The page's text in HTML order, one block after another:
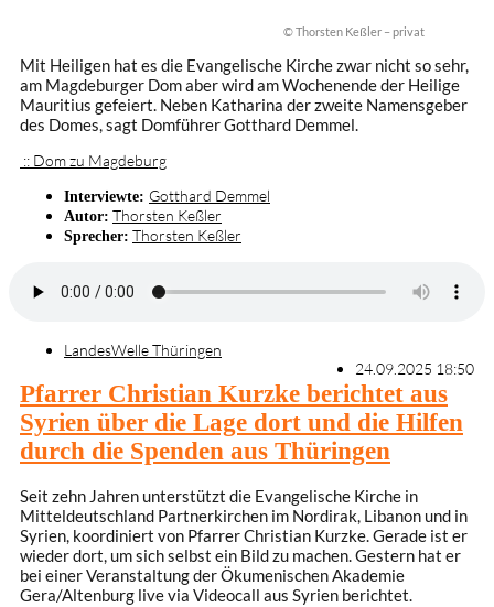
© Thorsten Keßler – privat
Mit Heiligen hat es die Evangelische Kirche zwar nicht so sehr,
am Magdeburger Dom aber wird am Wochenende der Heilige
Mauritius gefeiert. Neben Katharina der zweite Namensgeber
des Domes, sagt Domführer Gotthard Demmel.
:: Dom zu Magdeburg
Interviewte: Gotthard Demmel
Autor: Thorsten Keßler
Sprecher: Thorsten Keßler
LandesWelle Thüringen
24.09.2025 18:50
Pfarrer Christian Kurzke berichtet aus
Syrien über die Lage dort und die Hilfen
durch die Spenden aus Thüringen
Seit zehn Jahren unterstützt die Evangelische Kirche in
Mitteldeutschland Partnerkirchen im Nordirak, Libanon und in
Syrien, koordiniert von Pfarrer Christian Kurzke. Gerade ist er
wieder dort, um sich selbst ein Bild zu machen. Gestern hat er
bei einer Veranstaltung der Ökumenischen Akademie
Gera/Altenburg live via Videocall aus Syrien berichtet.